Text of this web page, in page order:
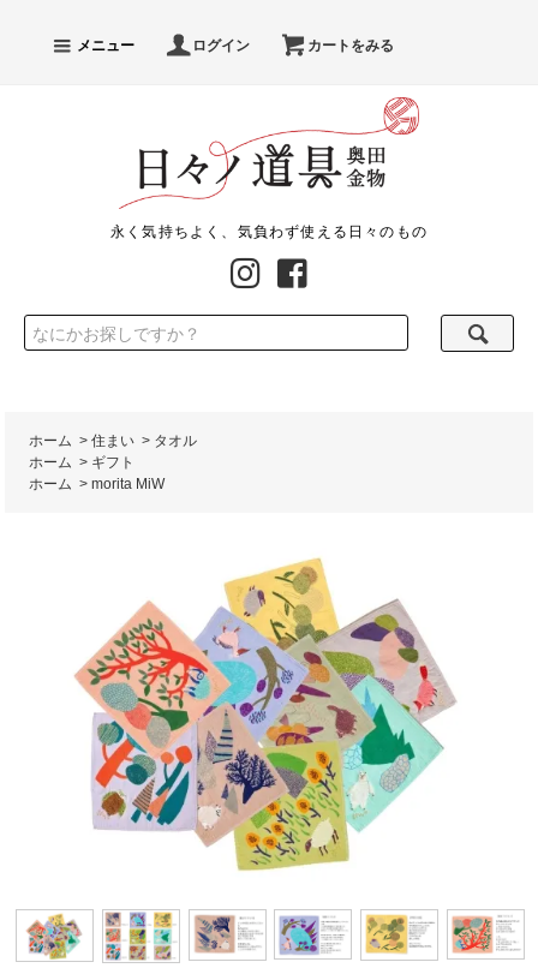
メニュー ログイン カートをみる
永く気持ちよく、気負わず使える日々のもの
ホーム >住まい > タオル
ホーム > ギフト
ホーム >morita MiW